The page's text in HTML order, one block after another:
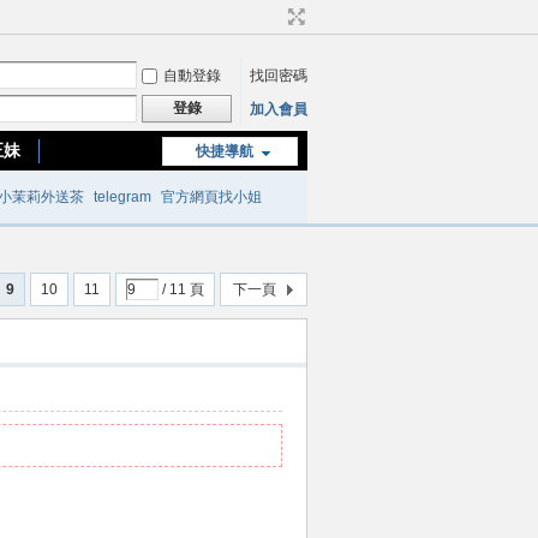
自動登錄
找回密碼
登錄
加入會員
快捷導航
妹
茉莉外送茶 telegram 官方網頁找小姐
9 10 11 / 11 頁 下一頁